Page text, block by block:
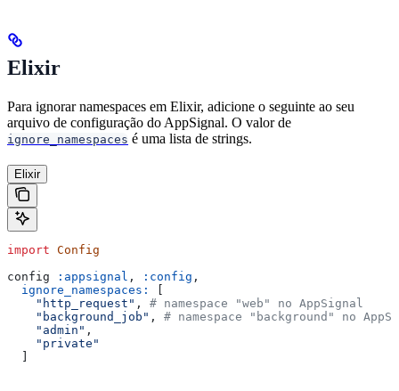
Elixir
Para ignorar namespaces em Elixir, adicione o seguinte ao seu
arquivo de configuração do AppSignal. O valor de
ignore_namespaces é uma lista de strings.
Elixir
import Config
config
:appsignal , :config ,
  ignore_namespaces:
[
    "http_request"
, # namespace "web" no AppSignal
    "background_job"
, # namespace "background" no
    "admin"
,
    "private"
  ]